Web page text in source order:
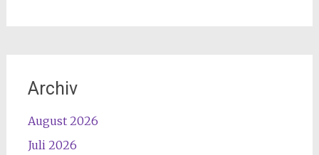
Archiv
August 2026
Juli 2026